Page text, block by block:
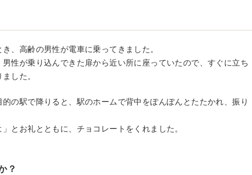
t
、高齢の男性が電車に乗ってきました。
性が乗り込んできた扉から近い所に座っていたので、すぐに立ち
した。
の駅で降りると、駅のホームで背中をぽんぽんとたたかれ、振り
とお礼とともに、チョコレートをくれました。
？